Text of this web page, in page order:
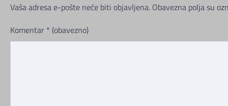
Vaša adresa e-pošte neće biti objavljena. Obavezna polja su
Komentar * (obavezno)